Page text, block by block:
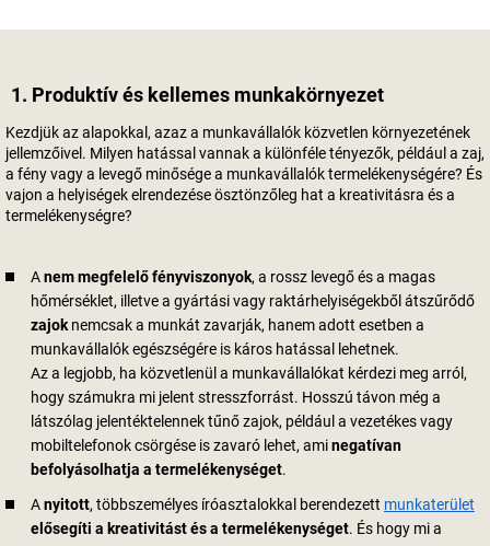
1. Produktív és kellemes munkakörnyezet
Kezdjük az alapokkal, azaz a munkavállalók közvetlen környezetének
jellemzőivel. Milyen hatással vannak a különféle tényezők, például a zaj,
a fény vagy a levegő minősége a munkavállalók termelékenységére? És
vajon a helyiségek elrendezése ösztönzőleg hat a kreativitásra és a
termelékenységre?
Anem megfelelő fényviszonyok, a rossz levegő és a magas
hőmérséklet, illetve a gyártási vagy raktárhelyiségekből átszűrődő
zajok nemcsak a munkát zavarják, hanem adott esetben a
munkavállalók egészségére is káros hatással lehetnek.
Az a legjobb, ha közvetlenül a munkavállalókat kérdezi meg arról,
hogy számukra mi jelent stresszforrást. Hosszú távon még a
látszólag jelentéktelennek tűnő zajok, például a vezetékes vagy
mobiltelefonok csörgése is zavaró lehet, aminegatívan
befolyásolhatja a termelékenységet.
Anyitott, többszemélyes íróasztalokkal berendezett munkaterület
elősegíti a kreativitást és a termelékenységet. És hogy mi a